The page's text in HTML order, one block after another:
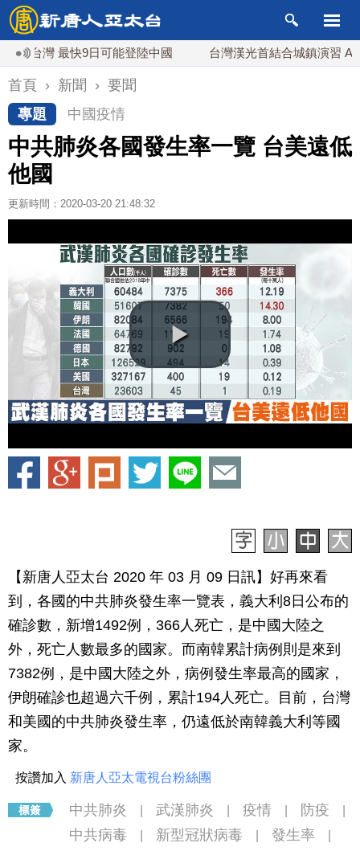
灣 最快9日可能登陸中國 台灣漢光首結合城鎮演習 AIT連
首頁 › 新聞 › 要聞
專題
中國疫情
中共肺炎各國發生率一覽 台美遠低
他國
更新時間：2020-03-20 21:48:32
【新唐人亞太台 2020 年 03 月 09 日訊】好再來看
到，各國的中共肺炎發生率一覽表，義大利8日公布的
確診數，新增1492例，366人死亡，是中國大陸之
外，死亡人數最多的國家。而南韓累計病例則是來到
7382例，是中國大陸之外，病例發生率最高的國家，
伊朗確診也超過六千例，累計194人死亡。目前，台灣
和美國的中共肺炎發生率，仍遠低於南韓義大利等國
家。
按讚加入 新唐人亞太電視台粉絲團
中共肺炎 武漢肺炎 疫情 防疫
中共病毒 新型冠狀病毒 發生率